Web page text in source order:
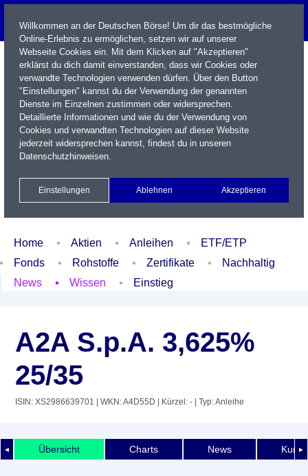
Name / WKN / ISIN / Kürzel
Xetra Realtime
Watchlist Portfolio Login
Home Aktien Anleihen
ETF/ETP
Fonds
Rohstoffe Zertifikate
Nachhaltig
News
Wissen Einstieg
A2A S.p.A. 3,625%
25/35
ISIN: XS2986639701 | WKN: A4D55D | Kürzel: - | Typ: Anleihe
◄ ►
Übersicht Charts News
Willkommen an der Deutschen Börse! Um dir das bestmögliche
Online-Erlebnis zu ermöglichen, setzen wir auf unserer
Webseite Cookies ein. Mit dem Klicken auf "Akzeptieren"
erklärst du dich damit einverstanden, dass wir Cookies oder
verwandte Technologien verwenden dürfen. Über den Button
"Einstellungen" kannst du der Verwendung der genannten
Dienste im Einzelnen zustimmen oder widersprechen.
Detaillierte Informationen und wie du der Verwendung von
Cookies und verwandten Technologien auf dieser Website
jederzeit widersprechen kannst, findest du in unseren
Datenschutzhinweisen.
Einstellungen Ablehnen Akzeptieren